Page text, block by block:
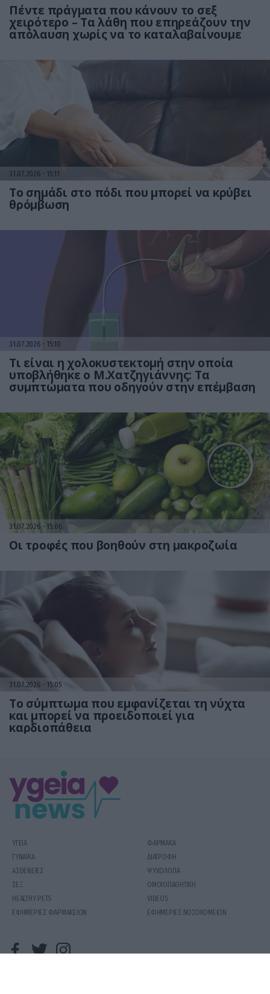
Πέντε πράγματα που κάνουν το σεξ
χειρότερο – Τα λάθη που επηρεάζουν την
απόλαυση χωρίς να το καταλαβαίνουμε
31.07.2026 15:11
Το σημάδι στο πόδι που μπορεί να κρύβει
θρόμβωση
31.07.2026 15:10
Τι είναι η χολοκυστεκτομή στην οποία
υποβλήθηκε ο Μ.Χατζηγιάννης: Tα
συμπτώματα που οδηγούν στην επέμβαση
31.07.2026 15:06
Οι τροφές που βοηθούν στη μακροζωία
31.07.2026 15:05
Το σύμπτωμα που εμφανίζεται τη νύχτα
και μπορεί να προειδοποιεί για
καρδιοπάθεια
ΥΓΕΙΑ
ΦΑΡΜΑΚΑ
ΓΥΝΑΙΚΑ
ΔΙΑΤΡΟΦΗ
ΑΣΘΕΝΕΙΕΣ
ΨΥΧΟΛΟΓΙΑ
ΣΕΞ
ΟΜΟΙΟΠΑΘΗΤΙΚΗ
HEALTHY PETS
VIDEOS
ΕΦΗΜΕΡΙΕΣ ΦΑΡΜΑΚΕΙΩΝ
ΕΦΗΜΕΡΙΕΣ ΝΟΣΟΚΟΜΕΙΩΝ